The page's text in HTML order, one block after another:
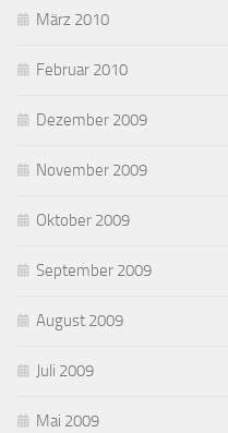
März 2010
Februar 2010
Dezember 2009
November 2009
Oktober 2009
September 2009
August 2009
Juli 2009
Mai 2009